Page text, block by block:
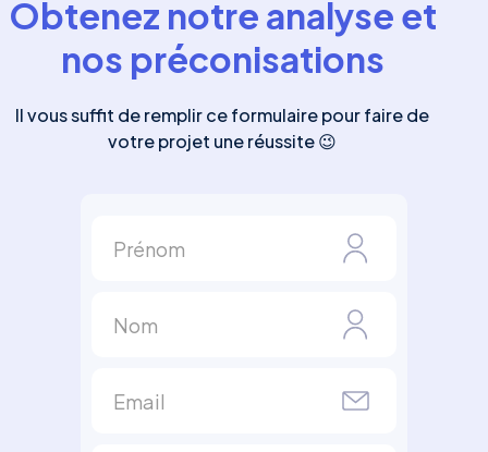
Obtenez notre analyse et
nos préconisations
Il vous suffit de remplir ce formulaire pour faire de
votre projet une réussite 😉